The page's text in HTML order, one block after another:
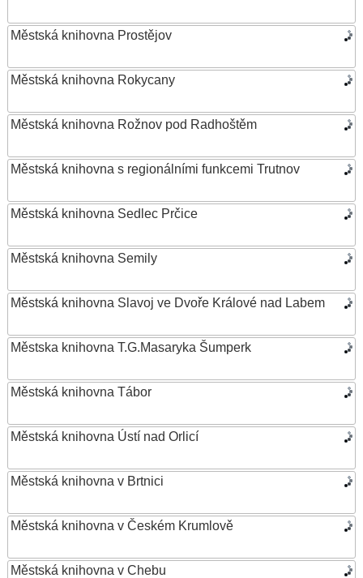
Městská knihovna Prostějov
Městská knihovna Rokycany
Městská knihovna Rožnov pod Radhoštěm
Městská knihovna s regionálními funkcemi Trutnov
Městská knihovna Sedlec Prčice
Městská knihovna Semily
Městská knihovna Slavoj ve Dvoře Králové nad Labem
Městska knihovna T.G.Masaryka Šumperk
Městská knihovna Tábor
Městská knihovna Ústí nad Orlicí
Městská knihovna v Brtnici
Městská knihovna v Českém Krumlově
Městská knihovna v Chebu